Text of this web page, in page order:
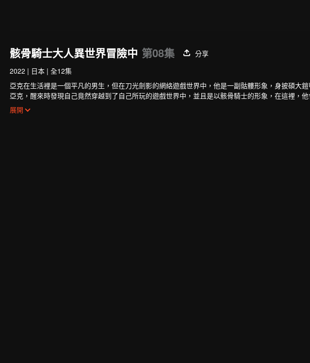
骸骨騎士大人異世界冒險中 第08集
分享
2022 | 日本 | 全12集
亞克在生活裡是一個平凡的男生，但在刀光劍影的網絡遊戲世界中，他是一副骷髏形象，身披碩大
亞克，醒來時發現自己竟然穿越到了自己所玩的遊戲世界中，並且是以骸骨騎士的形象，在這裡，
個性率真的精靈族戰士艾莉安、沉著冷靜實力超群的獸人少女千代女、血統高貴的公主尤莉安娜，
憑藉著自己溫柔的個性，交到了很多的好朋友。
展開